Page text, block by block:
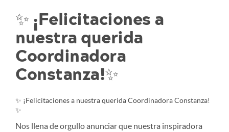
✨ ¡Felicitaciones a
nuestra querida
Coordinadora
Constanza!✨
✨ ¡Felicitaciones a nuestra querida Coordinadora Constanza!
✨
Nos llena de orgullo anunciar que nuestra inspiradora